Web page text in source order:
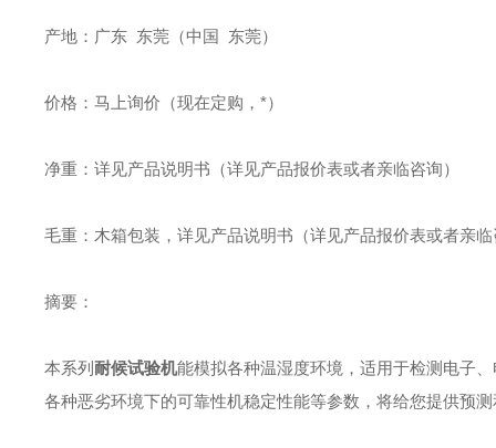
产地：广东 东莞（中国 东莞）
价格：马上询价（现在定购，*）
净重：详见产品说明书（详见产品报价表或者亲临咨询）
毛重：木箱包装，详见产品说明书（详见产品报价表或者亲
摘要：
本系列 耐候试验机能模拟各种温湿度环境，适用于检测电子
各种恶劣环境下的可靠性机稳定性能等参数，将给您提供预